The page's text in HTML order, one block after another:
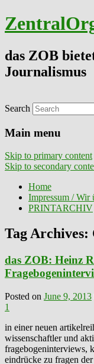
das ZOB
Journalismus
Search
Main menu
Skip to primary content
Skip to secondary
Home
Impressum / Wir
PRINTARCHIV
Tag Archives:
das ZOB: Heinz
Posted on June 9, 2013
1
in einer neuen
wissenschaftler und
fragebogeninterviews,
eindrücke zu fragen